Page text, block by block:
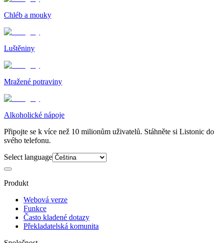
Chléb a mouky
Luštěniny
Mražené potraviny
Alkoholické nápoje
Připojte se k více než 10 milionům uživatelů. Stáhněte si Listonic do
svého telefonu.
Select language
Produkt
Webová verze
Funkce
Často kladené dotazy
Překladatelská komunita